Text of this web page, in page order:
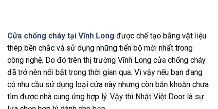
Cửa chống cháy tại Vĩnh Long được chế tạo bằng vật liệu
thép bền chắc và sử dụng những tiến bộ mới nhất trong
công nghệ. Do đó trên thị trường Vĩnh Long cửa chống cháy
đã trở nên nổi bật trong thời gian qua. Vì vậy nếu bạn đang
có nhu cầu sử dụng loại cửa này nhưng còn băn khoăn chưa
tìm được nhà cung ứng hợp lý. Vậy thì Nhật Việt Door là sự